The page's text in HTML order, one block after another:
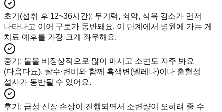
초기(섭취 후 12~36시간): 무기력, 쇠약, 식욕 감소가 먼저
나타나고 이어 구토가 동반돼요. 이 단계에서 병원에 가는 게
치료 예후를 가장 크게 좌우해요.
중기 : 물을 비정상적으로 많이 마시고 소변도 자주 봐요
(다음다뇨). 탈수·변비와 함께 흑색변(멜레나)이나 출혈성
설사가 동반될 수 있어요.
후기 : 급성 신장 손상이 진행되면서 소변량이 오히려 줄 수